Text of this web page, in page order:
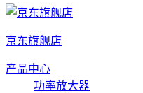
京东旗舰店
产品中心
功率放大器